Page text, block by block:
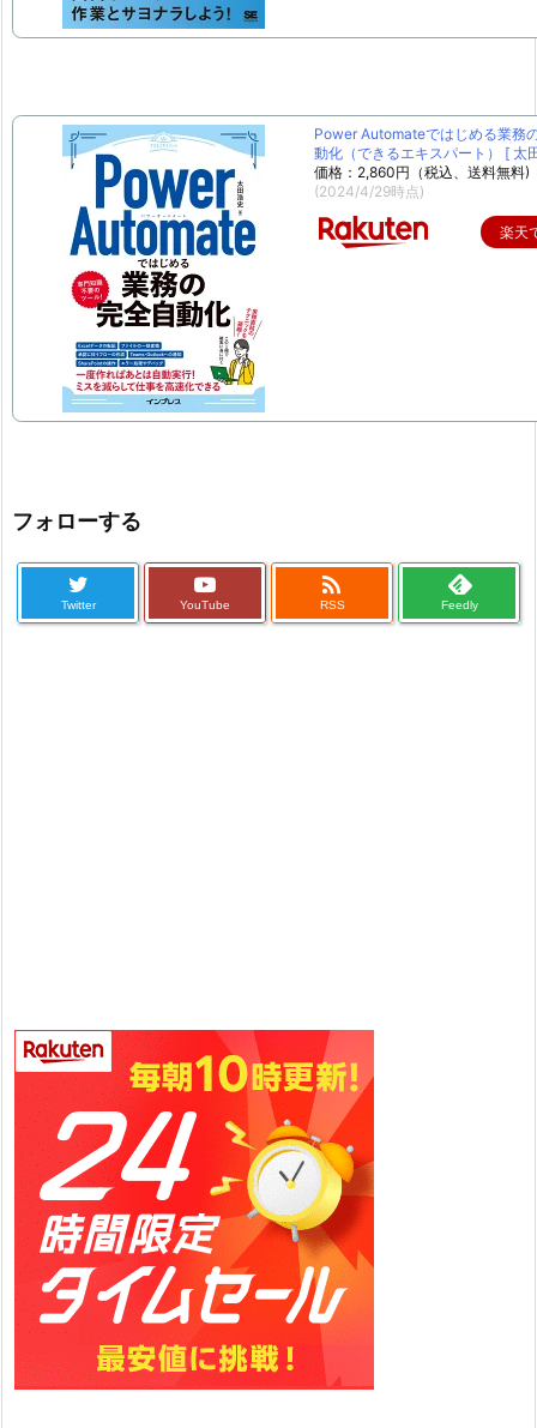
Power Automateではじめる業務
動化（できるエキスパート） [ 太
価格：2,860円（税込、送料無料)
(2024/4/29時点)
楽天
フォローする
Twitter YouTube

RSS Feedly